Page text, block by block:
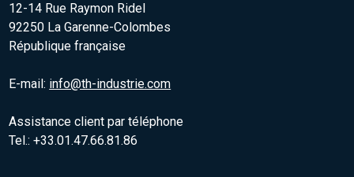
12-14 Rue Raymon Ridel
92250 La Garenne-Colombes
République française
E-mail: info@th-industrie.com
Assistance client par téléphone
Tel.: +33.01.47.66.81.86